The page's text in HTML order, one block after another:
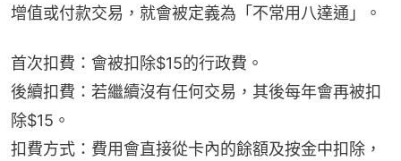
增值或付款交易，就會被定義為「不常用八達通」。
首次扣費：會被扣除$15的行政費。
後續扣費：若繼續沒有任何交易，其後每年會再被扣
除$15。
扣費方式：費用會直接從卡內的餘額及按金中扣除，